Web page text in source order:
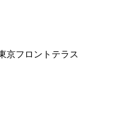
フロントテラス